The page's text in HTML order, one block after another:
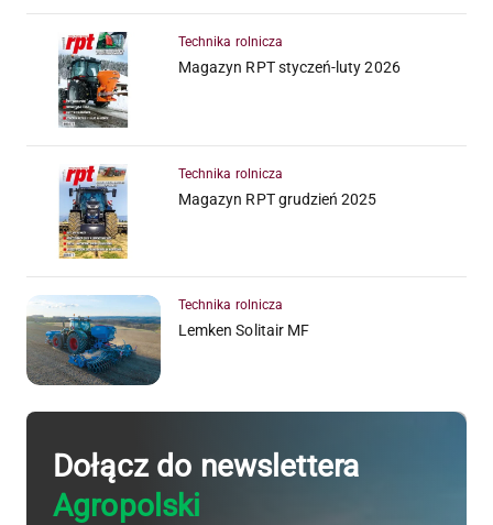
Technika rolnicza
Magazyn RPT styczeń-luty 2026
Technika rolnicza
Magazyn RPT grudzień 2025
Technika rolnicza
Lemken Solitair MF
Dołącz do newslettera
Agropolski